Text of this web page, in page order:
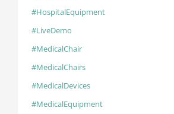
#HospitalEquipment
#LiveDemo
#MedicalChair
#MedicalChairs
#MedicalDevices
#MedicalEquipment